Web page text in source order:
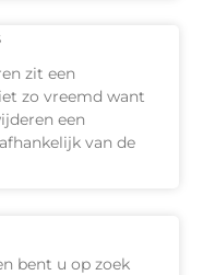
zit een
zo vreemd want
een
van de
bent u op zoek